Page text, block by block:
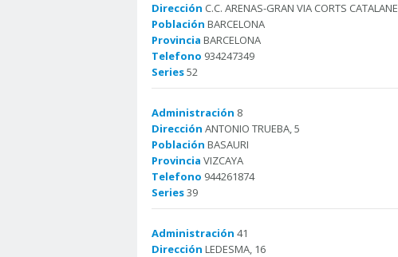
Dirección C.C. ARENAS-GRAN VIA CORTS
Población BARCELONA
Provincia BARCELONA
Telefono 934247349
Series52
Administración 8
Dirección ANTONIO TRUEBA, 5
Población BASAURI
Provincia VIZCAYA
Telefono 944261874
Series39
Administración 41
Dirección LEDESMA, 16